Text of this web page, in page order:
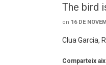
The bird
on 16 DE
Clua Garcia,
Comparteix